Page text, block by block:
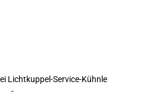
Lichtkuppel-Service-Kühnle
-